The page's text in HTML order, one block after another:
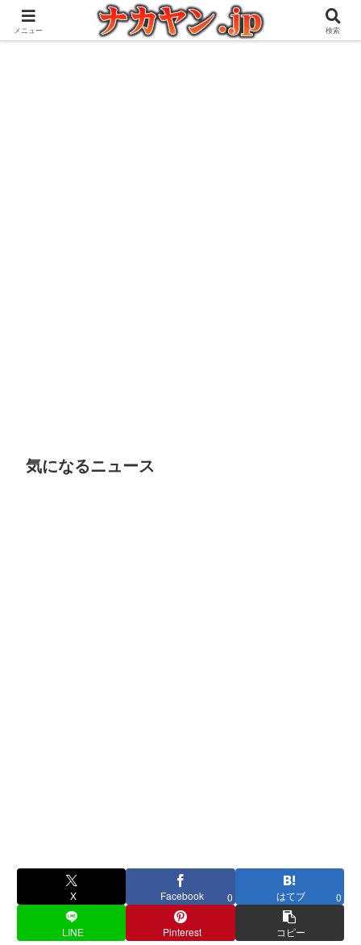
アウトドアとガジェット好きな管理人の愉快な日々を綴るブログ
気になるニュース
X Facebook 0 はてブ 0
LINE Pinterest コピー
メニュー 検索